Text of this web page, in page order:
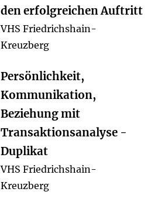
den erfolgreichen Auftritt
VHS Friedrichshain-
Kreuzberg
Persönlichkeit,
Kommunikation,
Beziehung mit
Transaktionsanalyse -
Duplikat
VHS Friedrichshain-
Kreuzberg